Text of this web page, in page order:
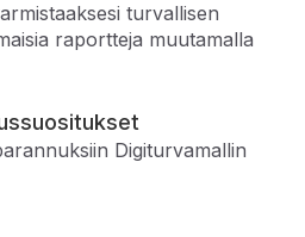
turvallisen
​​raportteja muutamalla
Digiturvamallin